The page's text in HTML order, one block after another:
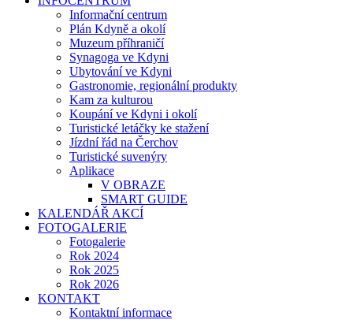
Informační centrum
Plán Kdyně a okolí
Muzeum příhraničí
Synagoga ve Kdyni
Ubytování ve Kdyni
Gastronomie, regionální produkty
Kam za kulturou
Koupání ve Kdyni i okolí
Turistické letáčky ke stažení
Jízdní řád na Čerchov
Turistické suvenýry
Aplikace
V OBRAZE
SMART GUIDE
KALENDÁŘ AKCÍ
FOTOGALERIE
Fotogalerie
Rok 2024
Rok 2025
Rok 2026
KONTAKT
Kontaktní informace